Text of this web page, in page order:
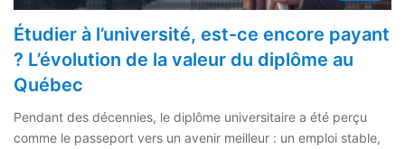
Étudier à l’université, est-ce encore payant
? L’évolution de la valeur du diplôme au
Québec
Pendant des décennies, le diplôme universitaire a été perçu
comme le passeport vers un avenir meilleur : un emploi stable,